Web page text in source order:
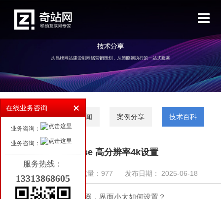
首页
高端网站设计
微信开发
软件开发
客户案例
新闻资讯
行业动态
公司新闻
行业动态 公司新闻 案例分享 技术百科
eclipse 高分辨率4k设置
浏览量：977 发布日期： 2025-06-18
eclipse 高分辨率4k显示器，界面小太如何设置？
在线业务咨询
业务咨询：
业务咨询：
服务热线：
13313868605